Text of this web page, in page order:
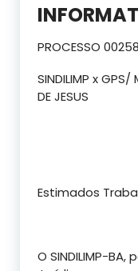
PROCESSO
SINDILIMP x GPS/
DE JESUS
Estimados
O SINDILIMP-